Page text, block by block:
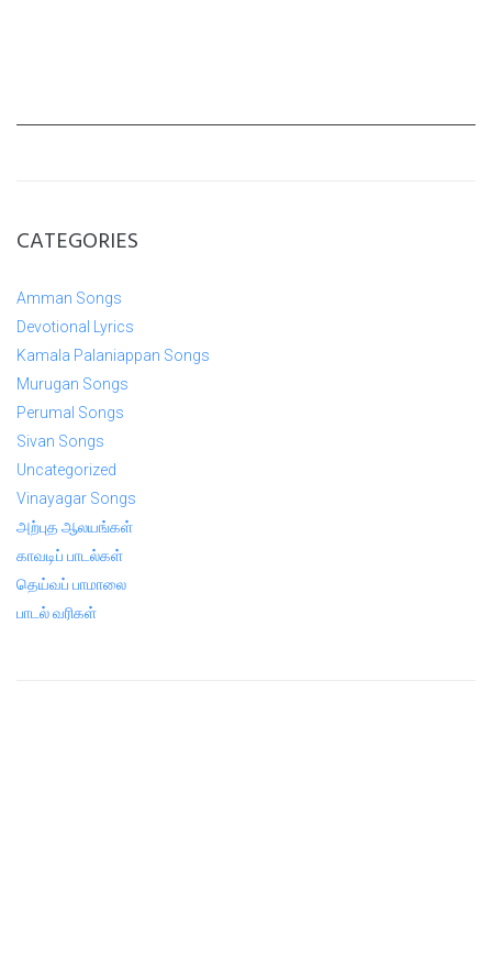
CATEGORIES
Amman Songs
Devotional Lyrics
Kamala Palaniappan Songs
Murugan Songs
Perumal Songs
Sivan Songs
Uncategorized
Vinayagar Songs
அற்புத ஆலயங்கள்
காவடிப் பாடல்கள்
தெய்வப் பாமாலை
பாடல் வரிகள்